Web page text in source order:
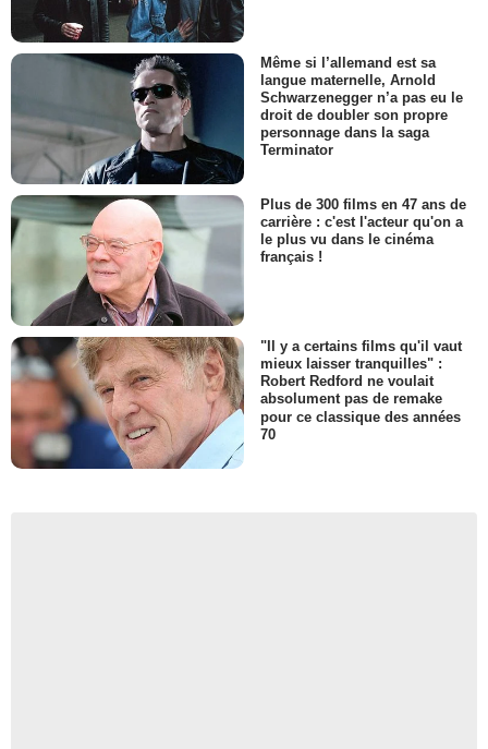
Même si l’allemand est sa
langue maternelle, Arnold
Schwarzenegger n’a pas eu le
droit de doubler son propre
personnage dans la saga
Terminator
Plus de 300 films en 47 ans de
carrière : c'est l'acteur qu'on a
le plus vu dans le cinéma
français !
"Il y a certains films qu'il vaut
mieux laisser tranquilles" :
Robert Redford ne voulait
absolument pas de remake
pour ce classique des années
70